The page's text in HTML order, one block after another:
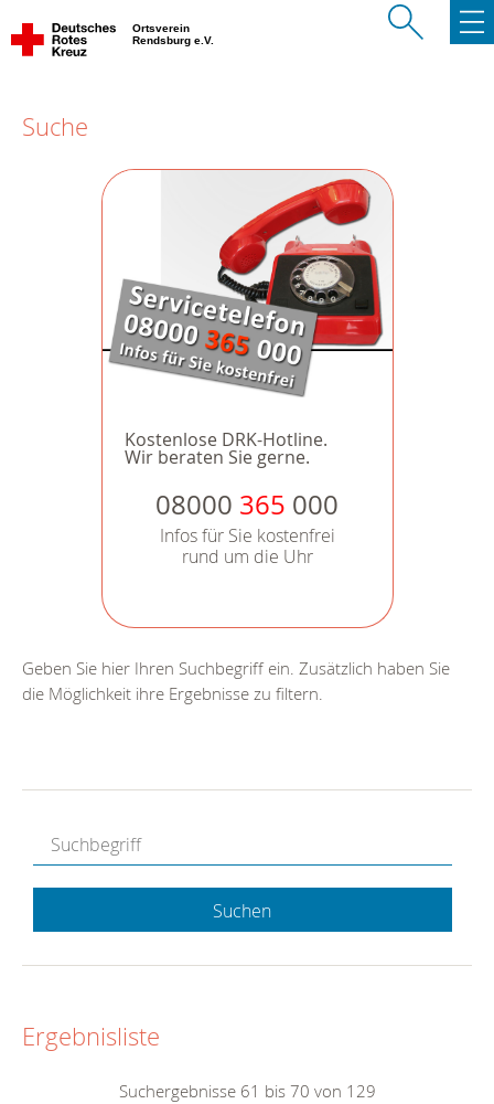
Ortsverein
Rendsburg e.V.
Suche
Kostenlose DRK-Hotline.
Wir beraten Sie gerne.
08000 365 000
Infos für Sie kostenfrei
rund um die Uhr
Geben Sie hier Ihren Suchbegriff ein. Zusätzlich haben Sie
die Möglichkeit ihre Ergebnisse zu filtern.
Suchen
Ergebnisliste
Suchergebnisse 61 bis 70 von 129